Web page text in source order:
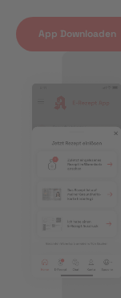
App Downloaden